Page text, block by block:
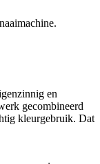
en
gecombineerd
kleurgebruik. Dat